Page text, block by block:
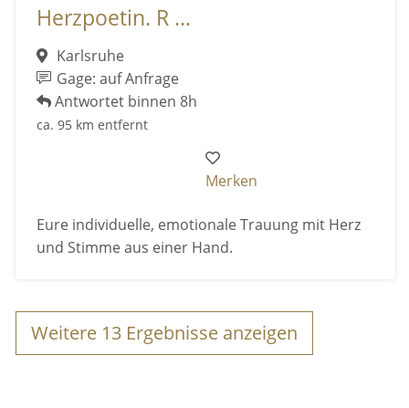
Herzpoetin. R ...
Karlsruhe
Gage: auf Anfrage
Antwortet binnen 8h
ca. 95 km entfernt
Merken
Eure individuelle, emotionale Trauung mit Herz
und Stimme aus einer Hand.
Weitere 13 Ergebnisse anzeigen